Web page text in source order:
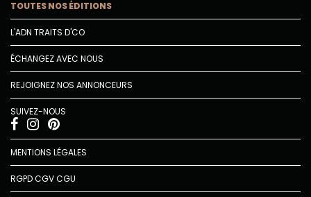
TOUTES NOS ÉDITIONS
L'ADN TRAITS D'CO
ÉCHANGEZ AVEC NOUS
REJOIGNEZ NOS ANNONCEURS
SUIVEZ-NOUS
MENTIONS LÉGALES
RGPDCGVCGU